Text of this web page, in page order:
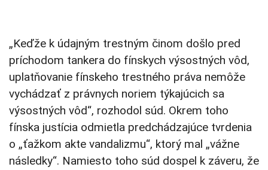
„Keďže k údajným trestným činom došlo pred
príchodom tankera do fínskych výsostných vôd,
uplatňovanie fínskeho trestného práva nemôže
vychádzať z právnych noriem týkajúcich sa
výsostných vôd“, rozhodol súd. Okrem toho
fínska justícia odmietla predchádzajúce tvrdenia
o „ťažkom akte vandalizmu“, ktorý mal „vážne
následky“. Namiesto toho súd dospel k záveru, že